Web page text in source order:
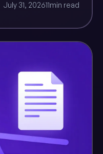
July 31, 202611min read